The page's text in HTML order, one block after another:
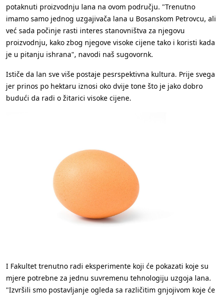
potaknuti proizvodnju lana na ovom području. "Trenutno
imamo samo jednog uzgajivača lana u Bosanskom Petrovcu, ali
već sada počinje rasti interes stanovništva za njegovu
proizvodnju, kako zbog njegove visoke cijene tako i koristi kada
je u pitanju ishrana", navodi naš sugovornk.
Ističe da lan sve više postaje pesrspektivna kultura. Prije svega
jer prinos po hektaru iznosi oko dvije tone što je jako dobro
budući da radi o žitarici visoke cijene.
I Fakultet trenutno radi eksperimente koji će pokazati koje su
mjere potrebne za jednu suvremenu tehnologiju uzgoja lana.
"Izvršili smo postavljanje ogleda sa različitim gnjojivom koje će